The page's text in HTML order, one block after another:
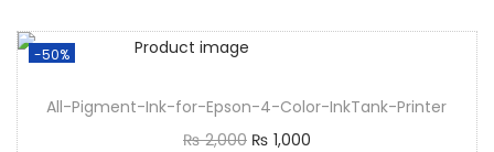
-50%
All-Pigment-Ink-for-Epson-4-Color-InkTank-Printer
₨2,000 ₨ 1,000